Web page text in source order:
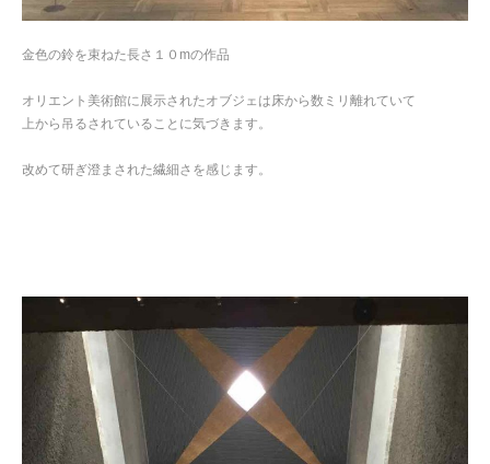
金色の鈴を束ねた長さ１０mの作品
オリエント美術館に展示されたオブジェは床から数ミリ離れていて
上から吊るされていることに気づきます。
改めて研ぎ澄まされた繊細さを感じます。